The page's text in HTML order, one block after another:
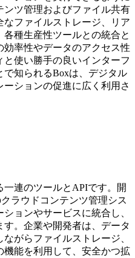
ツ管理およびファイル共有
ファイルストレージ、リア
種生産性ツールとの統合と
率性やデータのアクセス性
使い勝手の良いインターフ
で知られるBoxは、デジタル
ションの促進に広く利用さ
一連のツールとAPIです。開
ラウドコンテンツ管理シス
ョンやサービスに統合し、
。企業や開発者は、データ
がらファイルストレージ、
能を利用して、安全かつ拡